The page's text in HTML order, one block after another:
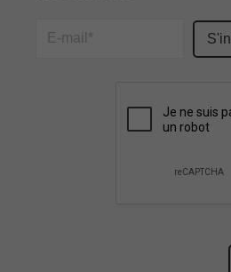
Please
leave
field
empty.